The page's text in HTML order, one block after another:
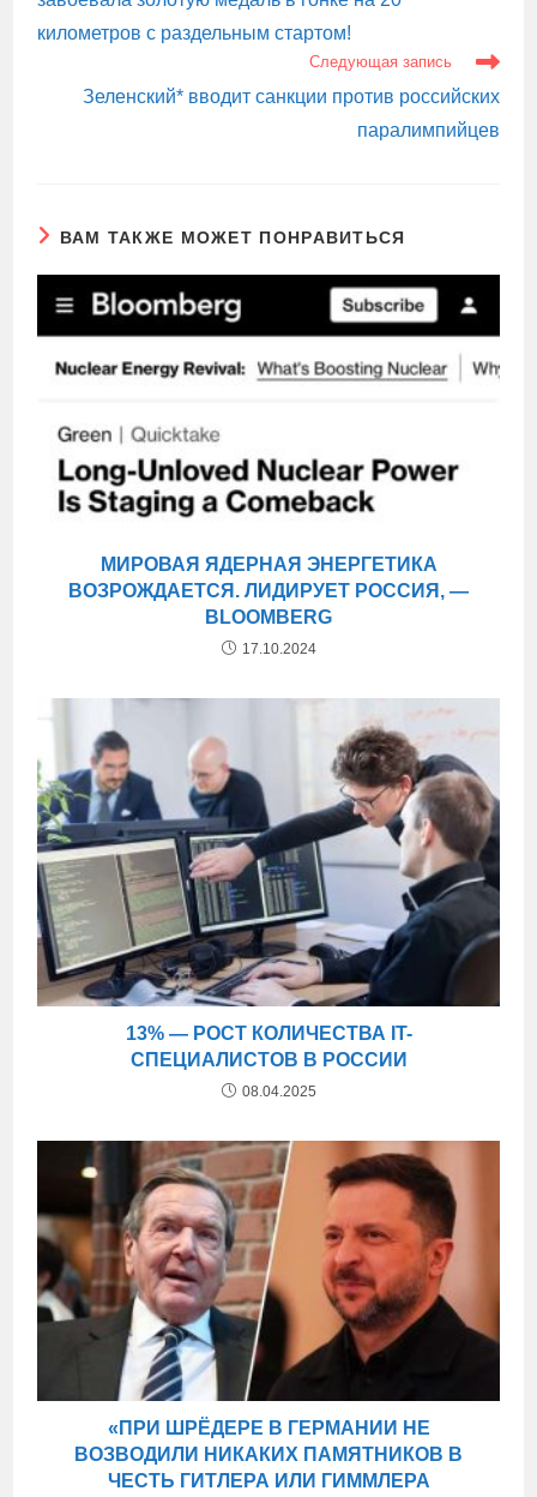
километров с раздельным стартом!
Следующая запись
Зеленский* вводит санкции против российских
паралимпийцев
ВАМ ТАКЖЕ МОЖЕТ ПОНРАВИТЬСЯ
МИРОВАЯ ЯДЕРНАЯ ЭНЕРГЕТИКА
ВОЗРОЖДАЕТСЯ. ЛИДИРУЕТ РОССИЯ, —
BLOOMBERG
17.10.2024
13% — РОСТ КОЛИЧЕСТВА IT-
СПЕЦИАЛИСТОВ В РОССИИ
08.04.2025
«ПРИ ШРЁДЕРЕ В ГЕРМАНИИ НЕ
ВОЗВОДИЛИ НИКАКИХ ПАМЯТНИКОВ В
ЧЕСТЬ ГИТЛЕРА ИЛИ ГИММЛЕРА